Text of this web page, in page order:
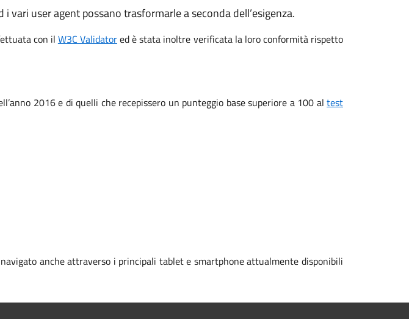
user agent possano trasformarle a seconda dell’esigenza.
con il W3C Validatored è stata inoltre verificata la loro conformità rispetto
2016 e di quelli che recepissero un punteggio base superiore a 100 al test
anche attraverso i principali tablet e smartphone attualmente disponibili